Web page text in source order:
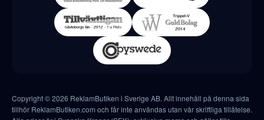
Copyright © 2026 ReklamButiken i Sverige AB. Allt innehåll på denna sida
tillhör ReklamButiken.com och får inte användas utan vår skriftliga tillåtelse.